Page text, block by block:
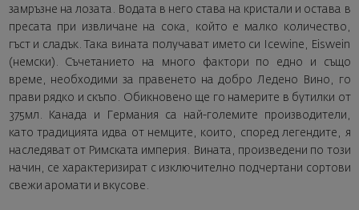
замръзне на лозата. Водата в него става на кристали и остава в
пресата при извличане на сока, който е малко количество,
гъст и сладък. Така вината получават името си Icewine, Eiswein
(немски). Съчетанието на много фактори по едно и също
време, необходими за правенето на добро Ледено Вино, го
прави рядко и скъпо. Обикновено ще го намерите в бутилки от
375мл. Канада и Германия са най-големите производители,
като традицията идва от немците, които, според легендите, я
наследяват от Римската империя. Вината, произведени по този
начин, се характеризират с изключително подчертани сортови
свежи аромати и вкусове.